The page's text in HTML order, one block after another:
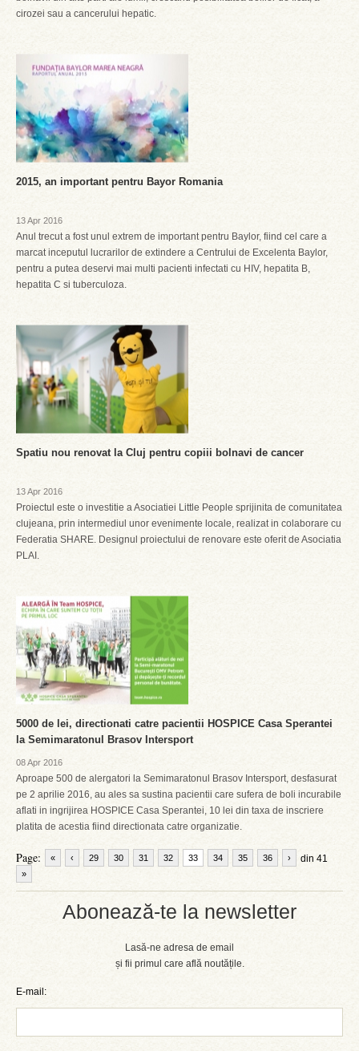
Abonează-te la newsletter
Lasă-ne adresa de email
și fii primul care află noutățile.
E-mail:
cirozei sau a cancerului hepatic.
2015, an important pentru Bayor Romania
13 Apr 2016
Anul trecut a fost unul extrem de important pentru Baylor, fiind cel care a
marcat inceputul lucrarilor de extindere a Centrului de Excelenta Baylor,
pentru a putea deservi mai multi pacienti infectati cu HIV, hepatita B,
hepatita C si tuberculoza.
Spatiu nou renovat la Cluj pentru copiii bolnavi de cancer
13 Apr 2016
Proiectul este o investitie a Asociatiei Little People sprijinita de comunitatea
clujeana, prin intermediul unor evenimente locale, realizat in colaborare cu
Federatia SHARE. Designul proiectului de renovare este oferit de Asociatia
PLAI.
5000 de lei, directionati catre pacientii HOSPICE Casa Sperantei
la Semimaratonul Brasov Intersport
08 Apr 2016
Aproape 500 de alergatori la Semimaratonul Brasov Intersport, desfasurat
pe 2 aprilie 2016, au ales sa sustina pacientii care sufera de boli incurabile
aflati in ingrijirea HOSPICE Casa Sperantei, 10 lei din taxa de inscriere
platita de acestia fiind directionata catre organizatie.
Page: « ‹ 29 30 31 32 33 34 35 36 din 41
›
»